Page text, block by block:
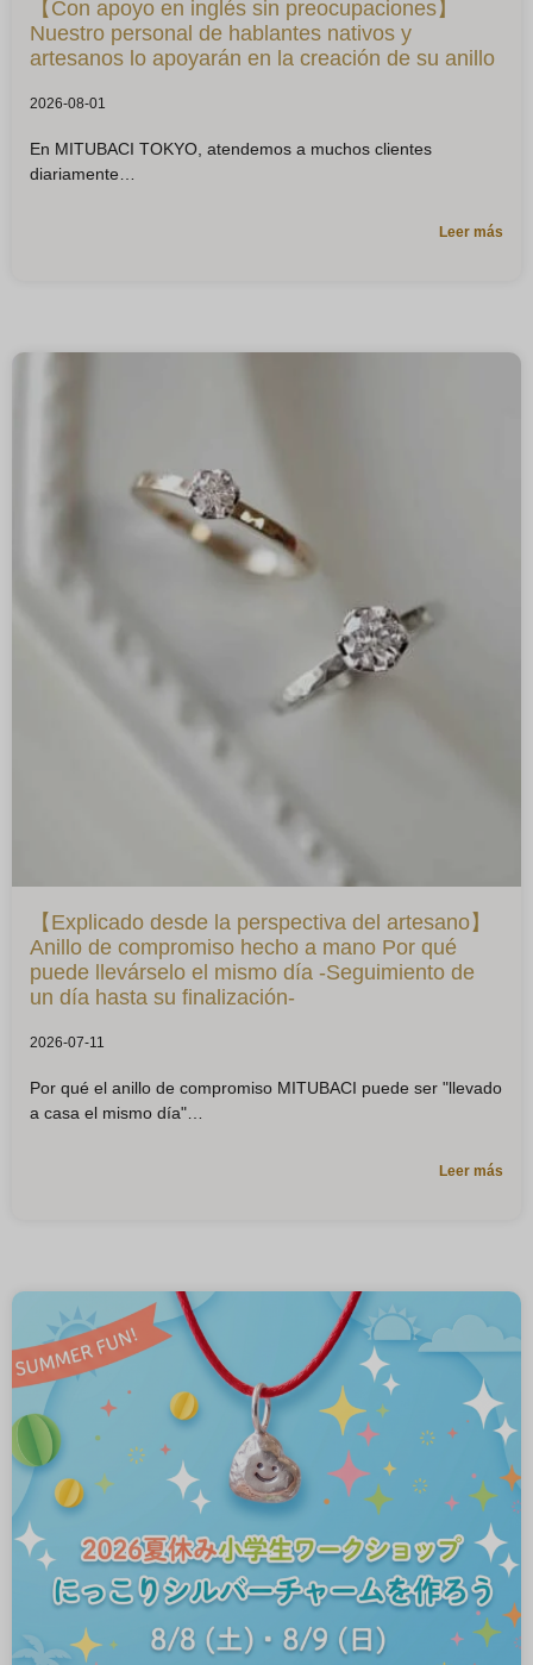
【Con apoyo en inglés sin preocupaciones】
Nuestro personal de hablantes nativos y
artesanos lo apoyarán en la creación de su anillo
2026-08-01
En MITUBACI TOKYO, atendemos a muchos clientes
diariamente
Leer más
【Explicado desde la perspectiva del artesano】
Anillo de compromiso hecho a mano Por qué
puede llevárselo el mismo día -Seguimiento de
un día hasta su finalización-
2026-07-11
Por qué el anillo de compromiso MITUBACI puede ser "llevado
a casa el mismo día"
Leer más